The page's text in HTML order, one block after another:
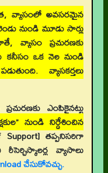
వ్యాసంలో అవసరమైన
నుండి మూడు సార్లు
వ్యాసం ప్రచురణకు
కనీసం ఒక నెల నుండి
వ్యాసకర్తలు
ఎంపికైనట్టు
నుండి నిర్దేశించిన
తప్పనిసరిగా
వ్యాసాలు
చేసుకోవచ్చు.